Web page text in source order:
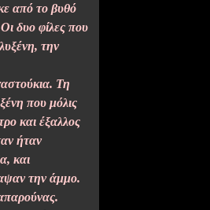
από το βυθό
δυο φίλες που
την
Τη
που μόλις
και έξαλλος
ήταν
και
την άμμο.